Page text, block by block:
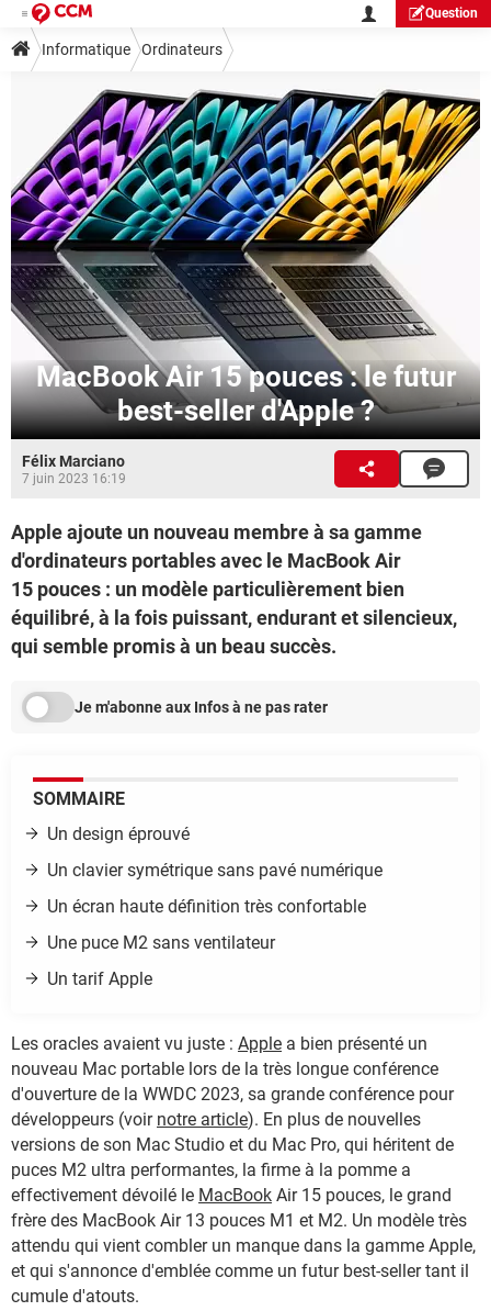
Question
Informatique Ordinateurs
MacBook Air 15 pouces : le futur
best-seller d'Apple ?
Félix Marciano
7 juin 2023 16:19
Apple ajoute un nouveau membre à sa gamme
d'ordinateurs portables avec le MacBook Air
15 pouces : un modèle particulièrement bien
équilibré, à la fois puissant, endurant et silencieux,
qui semble promis à un beau succès.
Je m'abonne aux Infos à ne pas rater
SOMMAIRE
Un design éprouvé
Un clavier symétrique sans pavé numérique
Un écran haute définition très confortable
Une puce M2 sans ventilateur
Un tarif Apple
Les oracles avaient vu juste : Apple a bien présenté un
nouveau Mac portable lors de la très longue conférence
d'ouverture de la WWDC 2023, sa grande conférence pour
développeurs (voir notre article). En plus de nouvelles
versions de son Mac Studio et du Mac Pro, qui héritent de
puces M2 ultra performantes, la firme à la pomme a
effectivement dévoilé le MacBook Air 15 pouces, le grand
frère des MacBook Air 13 pouces M1 et M2. Un modèle très
attendu qui vient combler un manque dans la gamme Apple,
et qui s'annonce d'emblée comme un futur best-seller tant il
cumule d'atouts.